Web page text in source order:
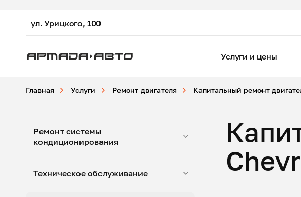
ул. Урицкого, 100
Услуги и цены
Главная Услуги Ремонт двигателя Капитальный ремонт
Ремонт системы
кондиционирования
Техническое обслуживание